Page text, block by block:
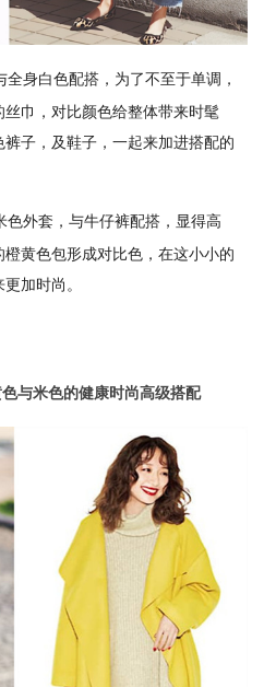
身白色配搭，为了不至于单调，
巾，对比颜色给整体带来时髦
子，及鞋子，一起来加进搭配的
色外套，与牛仔裤配搭，显得高
黄色包形成对比色，在这小小的
加时尚。
与米色的健康时尚高级搭配